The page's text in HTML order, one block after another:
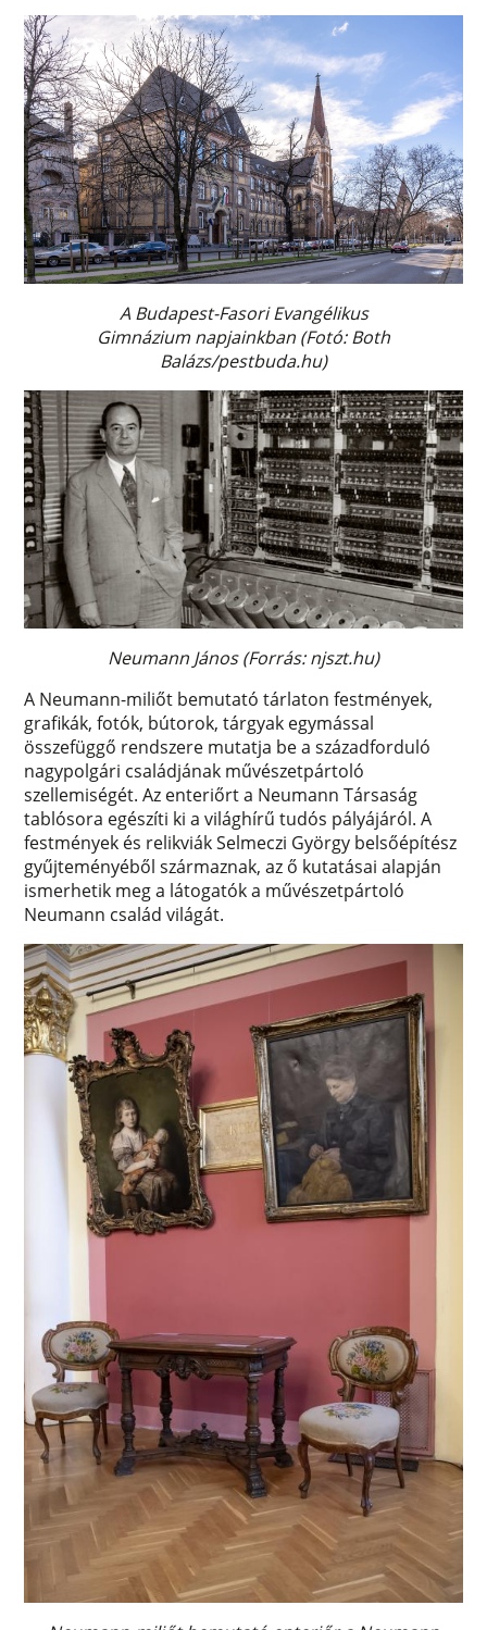
A Budapest-Fasori Evangélikus
Gimnázium napjainkban (Fotó: Both
Balázs/pestbuda.hu)
Neumann János (Forrás: njszt.hu)
A Neumann-miliőt bemutató tárlaton festmények,
grafikák, fotók, bútorok, tárgyak egymással
összefüggő rendszere mutatja be a századforduló
nagypolgári családjának művészetpártoló
szellemiségét. Az enteriőrt a Neumann Társaság
tablósora egészíti ki a világhírű tudós pályájáról. A
festmények és relikviák Selmeczi György belsőépítész
gyűjteményéből származnak, az ő kutatásai alapján
ismerhetik meg a látogatók a művészetpártoló
Neumann család világát.